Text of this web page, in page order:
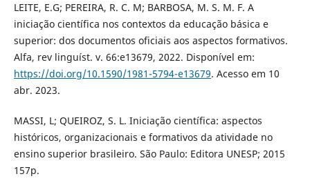
LEITE, E.G; PEREIRA, R. C. M; BARBOSA, M. S. M. F. A
iniciação científica nos contextos da educação básica e
superior: dos documentos oficiais aos aspectos formativos.
Alfa, rev linguíst. v. 66:e13679, 2022. Disponível em:
https://doi.org/10.1590/1981-5794-e13679. Acesso em 10
abr. 2023.
MASSI, L; QUEIROZ, S. L. Iniciação científica: aspectos
históricos, organizacionais e formativos da atividade no
ensino superior brasileiro. São Paulo: Editora UNESP; 2015
157p.